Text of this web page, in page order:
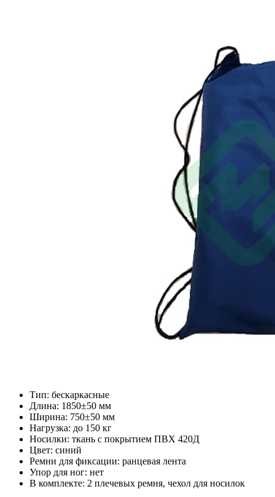
Тип: бескаркасные
Длина: 1850±50 мм
Ширина: 750±50 мм
Нагрузка: до 150 кг
Носилки: ткань с покрытием ПВХ 420Д
Цвет: синий
Ремни для фиксации: ранцевая лента
Упор для ног: нет
В комплекте: 2 плечевых ремня, чехол для носилок